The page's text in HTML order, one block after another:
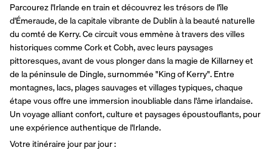
Parcourez l'Irlande en train et découvrez les trésors de l'île
d'Émeraude, de la capitale vibrante de Dublin à la beauté naturelle
du comté de Kerry. Ce circuit vous emmène à travers des villes
historiques comme Cork et Cobh, avec leurs paysages
pittoresques, avant de vous plonger dans la magie de Killarney et
de la péninsule de Dingle, surnommée "King of Kerry". Entre
montagnes, lacs, plages sauvages et villages typiques, chaque
étape vous offre une immersion inoubliable dans l'âme irlandaise.
Un voyage alliant confort, culture et paysages époustouflants, pour
une expérience authentique de l'Irlande.
Votre itinéraire jour par jour :